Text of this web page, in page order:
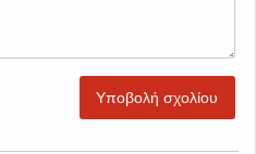
Υποβολή σχολίου